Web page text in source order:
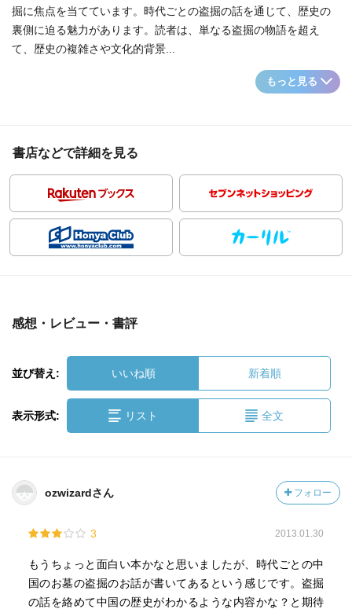
掘に焦点を当てています。時代ごとの盗掘の話を通じて、歴史の
裏側に迫る魅力があります。読者は、単なる盗掘の物語を超え
て、歴史の複雑さや文化的背景...
もっと見る
書店などで詳細を見る
感想・レビュー・書評
並び替え: いいね順 新着順
表示形式: リスト 全文
ozwizardさん フォロー
3 2013.01.30
もうちょっと面白い本かなと思いましたが、時代ごとの中
国のお墓の盗掘のお話が書いてあるという感じです。盗掘
の話を絡めて中国の歴史がわかるような内容かな？と期待